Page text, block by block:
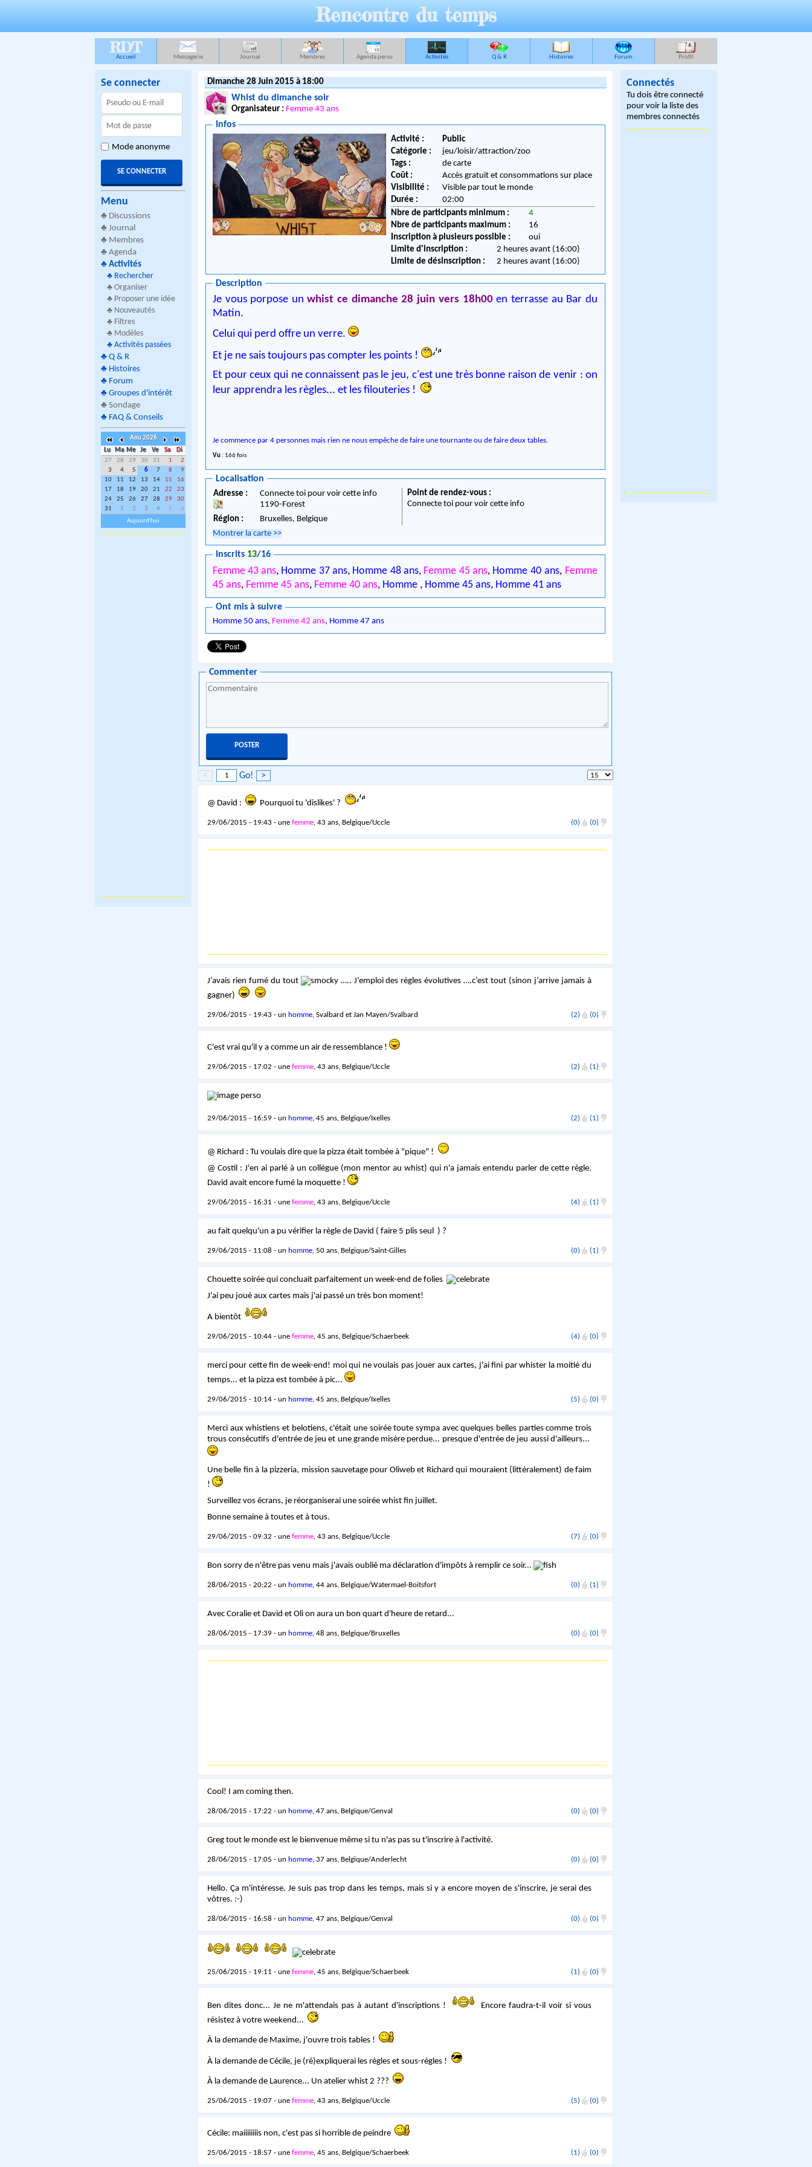
Rencontre du temps
RDT
Accueil Messagerie Journal Membres Agenda perso Activités Q & R Histoires Forum Profil
Se connecter
Mode anonyme
Menu
♣ Discussions
♣ Journal
♣ Membres
♣ Agenda
♣ Activités
♣ Rechercher
♣ Organiser
♣ Proposer une idée
♣ Nouveautés
♣ Filtres
♣ Modèles
♣ Activités passées
♣ Q & R
♣ Histoires
♣ Forum
♣ Groupes d'intérêt
♣ Sondage
♣ FAQ & Conseils
Aou 2026
Lu
Ma Me Je Ve Sa
Di
27
28 29 30 31 1
2
3
4 5 6 7 8
9
10
11 12 13 14 15
16
17
18 19 20 21 22
23
24
25 26 27 28 29
30
31
1 2 3 4 5
6
Aujourd'hui
Dimanche 28 Juin 2015 à 18:00
Whist du dimanche soir
Organisateur : Femme 43 ans
Infos
Activité :
Public
Catégorie :
jeu/loisir/attraction/zoo
Tags :
de carte
Coût :
Accès gratuit et consommations sur place
Visibilité :
Visible par tout le monde
Durée :
02:00
Nbre de participants minimum :
4
Nbre de participants maximum :
16
Inscription à plusieurs possible :
oui
Limite d'inscription :
2 heures avant (16:00)
Limite de désinscription :
2 heures avant (16:00)
Description
Je vous porpose unwhist ce dimanche 28 juin vers 18h00en terrasse au Bar du
Matin.
Celui qui perd offre un verre.
Et je ne sais toujours pas compter les points !
Et pour ceux qui ne connaissent pas le jeu, c'est une très bonne raison de venir : on
leur apprendra les règles... et les filouteries !
Je commence par 4 personnes mais rien ne nous empêche de faire une tournante ou de faire deux tables.
Vu : 166 fois
Localisation
Adresse :
Connecte toi pour voir cette info
1190-Forest
Région :
Bruxelles, Belgique
Point de rendez-vous :
Connecte toi pour voir cette info
Montrer la carte >>
Inscrits 13/16
Femme 43 ans, Homme 37 ans, Homme 48 ans, Femme 45 ans, Homme 40 ans, Femme
45 ans, Femme 45 ans, Femme 40 ans, Homme , Homme 45 ans, Homme 41 ans
Ont mis à suivre
Homme 50 ans, Femme 42 ans, Homme 47 ans
Commenter
< Go! >
@ David : Pourquoi tu 'dislikes' ?
29/06/2015 - 19:43 - une femme, 43 ans, Belgique/Uccle (0) (0)
J’avais rien fumé du tout
….. J’emploi des règles évolutives ….c’est tout (sinon j’arrive jamais à
gagner)
29/06/2015 - 19:43 - un homme, Svalbard et Jan Mayen/Svalbard (2) (0)
C'est vrai qu'il y a comme un air de ressemblance !
29/06/2015 - 17:02 - une femme, 43 ans, Belgique/Uccle (2) (1)
29/06/2015 - 16:59 - un homme, 45 ans, Belgique/Ixelles (2) (1)
@ Richard : Tu voulais dire que la pizza était tombée à "pique" !
@ Costil : J'en ai parlé à un collègue (mon mentor au whist) qui n'a jamais entendu parler de cette règle.
David avait encore fumé la moquette !
29/06/2015 - 16:31 - une femme, 43 ans, Belgique/Uccle (4) (1)
au fait quelqu'un a pu vérifier la règle de David ( faire 5 plis seul ) ?
29/06/2015 - 11:08 - un homme, 50 ans, Belgique/Saint-Gilles (0) (1)
Chouette soirée qui concluait parfaitement un week-end de folies
J'ai peu joué aux cartes mais j'ai passé un très bon moment!
A bientôt
29/06/2015 - 10:44 - une femme, 45 ans, Belgique/Schaerbeek (4) (0)
merci pour cette fin de week-end! moi qui ne voulais pas jouer aux cartes, j'ai fini par whister la moitié du
temps... et la pizza est tombée à pic...
29/06/2015 - 10:14 - un homme, 45 ans, Belgique/Ixelles (5) (0)
Merci aux whistiens et belotiens, c'était une soirée toute sympa avec quelques belles parties comme trois
trous consécutifs d'entrée de jeu et une grande misère perdue... presque d'entrée de jeu aussi d'ailleurs...
Une belle fin à la pizzeria, mission sauvetage pour Oliweb et Richard qui mouraient (littéralement) de faim
!
Surveillez vos écrans, je réorganiserai une soirée whist fin juillet.
Bonne semaine à toutes et à tous.
29/06/2015 - 09:32 - une femme, 43 ans, Belgique/Uccle (7) (0)
Bon sorry de n'être pas venu mais j'avais oublié ma déclaration d'impôts à remplir ce soir...
28/06/2015 - 20:22 - un homme, 44 ans, Belgique/Watermael-Boitsfort (0) (1)
Avec Coralie et David et Oli on aura un bon quart d'heure de retard...
28/06/2015 - 17:39 - un homme, 48 ans, Belgique/Bruxelles (0) (0)
Cool! I am coming then.
28/06/2015 - 17:22 - un homme, 47 ans, Belgique/Genval (0) (0)
Greg tout le monde est le bienvenue même si tu n'as pas su t'inscrire à l'activité.
28/06/2015 - 17:05 - un homme, 37 ans, Belgique/Anderlecht (0) (0)
Hello. Ça m'intéresse. Je suis pas trop dans les temps, mais si y a encore moyen de s'inscrire, je serai des
vôtres. :-)
28/06/2015 - 16:58 - un homme, 47 ans, Belgique/Genval (0) (0)
25/06/2015 - 19:11 - une femme, 45 ans, Belgique/Schaerbeek (1) (0)
Ben dites donc... Je ne m'attendais pas à autant d'inscriptions !
Encore faudra-t-il voir si vous
résistez à votre weekend...
À la demande de Maxime, j'ouvre trois tables !
À la demande de Cécile, je (ré)expliquerai les règles et sous-règles !
À la demande de Laurence... Un atelier whist 2 ???
25/06/2015 - 19:07 - une femme, 43 ans, Belgique/Uccle (5) (0)
Cécile: maiiiiiiiis non, c'est pas si horrible de peindre
25/06/2015 - 18:57 - une femme, 45 ans, Belgique/Schaerbeek (1) (0)
Connectés
Tu dois être connecté
pour voir la liste des
membres connectés